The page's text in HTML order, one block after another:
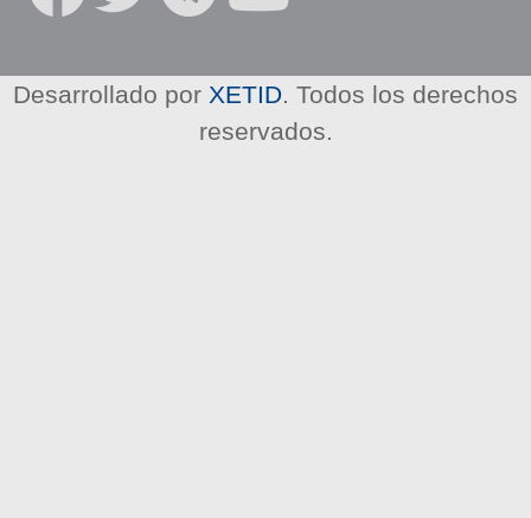
E
Desarrollado por XETID . Todos los derechos
reservados.